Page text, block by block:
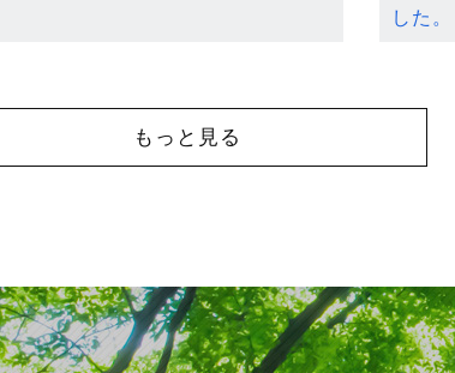
した。
もっと見る